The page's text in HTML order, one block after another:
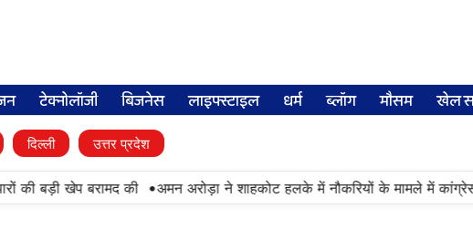
टेक्नोलॉजी बिजनेस लाइफ्स्टाइल धर्म ब्लॉग मौसम खेल
दिल्ली उत्तर प्रदेश
की बड़ी खेप बरामद की • अमन अरोड़ा ने शाहकोट हलके में नौकरियों के मामले में कांग्रेसी